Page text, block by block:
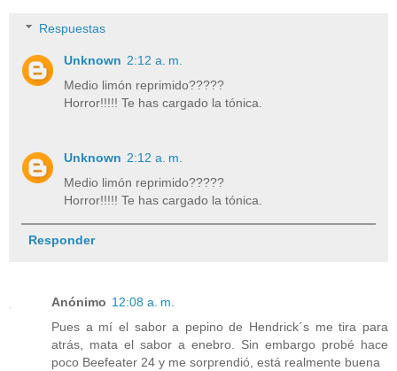
Respuestas
Unknown 2:12 a. m.
Medio limón reprimido?????
Horror!!!!! Te has cargado la tónica.
Unknown 2:12 a. m.
Medio limón reprimido?????
Horror!!!!! Te has cargado la tónica.
Responder
Anónimo 12:08 a. m.
Pues a mí el sabor a pepino de Hendrick´s me tira para
atrás, mata el sabor a enebro. Sin embargo probé hace
poco Beefeater 24 y me sorprendió, está realmente buena